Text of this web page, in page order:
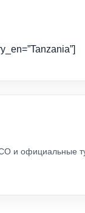
и официальные